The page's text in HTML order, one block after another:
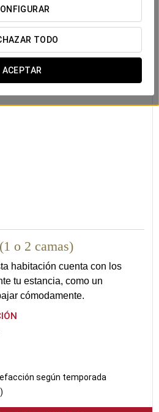
TODO
ACEPTAR
o 2 camas)
habitación cuenta con los
tu estancia, como un
cómodamente.
según temporada